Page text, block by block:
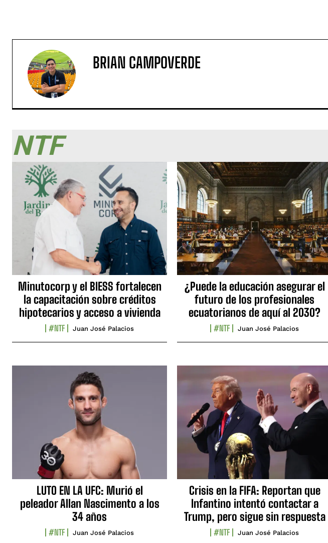
BRIAN CAMPOVERDE
NTF
Minutocorp y el BIESS fortalecen
la capacitación sobre créditos
hipotecarios y acceso a vivienda
#NTF Juan José Palacios
¿Puede la educación asegurar el
futuro de los profesionales
ecuatorianos de aquí al 2030?
#NTF Juan José Palacios
LUTO EN LA UFC: Murió el
peleador Allan Nascimento a los
34 años
#NTF Juan José Palacios
Crisis en la FIFA: Reportan que
Infantino intentó contactar a
Trump, pero sigue sin respuesta
#NTF Juan José Palacios